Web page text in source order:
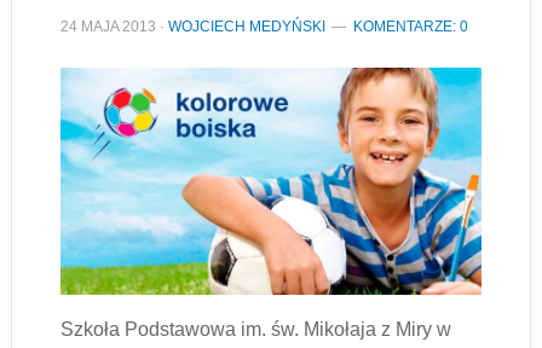
24 MAJA 2013 · WOJCIECH MEDYŃSKI KOMENTARZE: 0
Szkoła Podstawowa im. św. Mikołaja z Miry w